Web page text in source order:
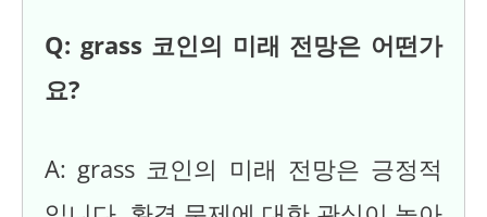
Q: grass 코인의 미래 전망은 어떤가
요?
A: grass 코인의 미래 전망은 긍정적